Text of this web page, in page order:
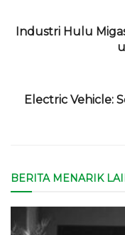
Industri Hulu
Electric Vehicle:
BERITA MENARIK